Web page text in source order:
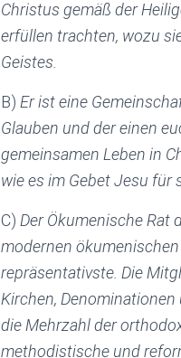
Christus gemäß der
erfüllen trachten, wozu
Geistes.
B) Er ist eine
Glauben und der einen
gemeinsamen Leben in
wie es im Gebet Jesu
C) Der Ökumenische Rat
modernen
repräsentativste. Die
Kirchen,
die Mehrzahl der
methodistische und